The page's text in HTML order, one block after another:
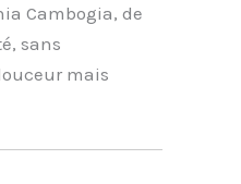
Cambogia, de
sans
mais